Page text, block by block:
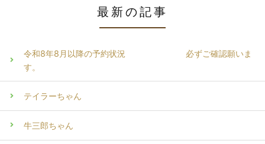
最新の記事
令和8年8月以降の予約状況 必ずご確認願いま
す。
テイラーちゃん
牛三郎ちゃん